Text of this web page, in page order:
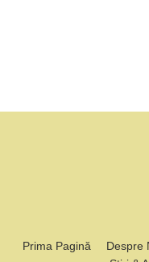
Prima Pagină Despre